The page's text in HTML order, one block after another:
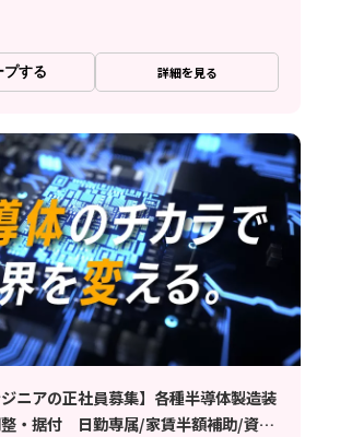
プする 詳細を見る
ジニアの正社員募集】各種半導体製造装
・据付 日勤専属/家賃半額補助/資格